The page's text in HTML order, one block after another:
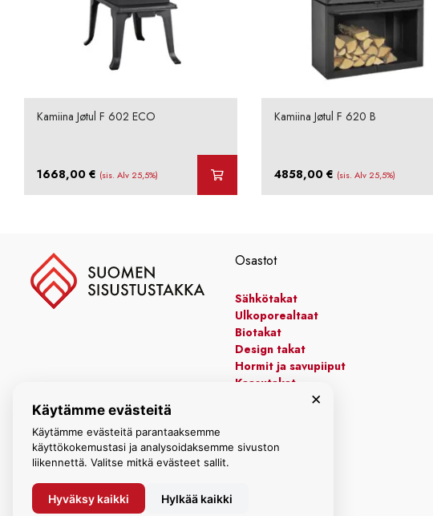
Kamiina Jøtul F 602 ECO
1668,00 € (sis. Alv 25,5%)
Kamiina Jøtul F 620 B
4858,00 € (sis. Alv 25,5%)
Osastot
Sähkötakat
Ulkoporealtaat
Biotakat
Design takat
Hormit ja savupiiput
Kaasutakat
Kiertoilmatakat
×
Käytämme evästeitä
Käytämme evästeitä parantaaksemme
käyttökokemustasi ja analysoidaksemme sivuston
liikennettä. Valitse mitkä evästeet sallit.
Hyväksy kaikki Hylkää kaikki